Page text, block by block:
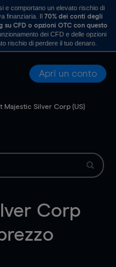
e comportano un elevato rischio di
finanziaria. Il70% dei conti degli
CFD o opzioni OTC con questo
dei CFD e delle opzioni
rischio di perdere il tuo denaro.
Apri un conto
Majestic Silver Corp (US)
Corp